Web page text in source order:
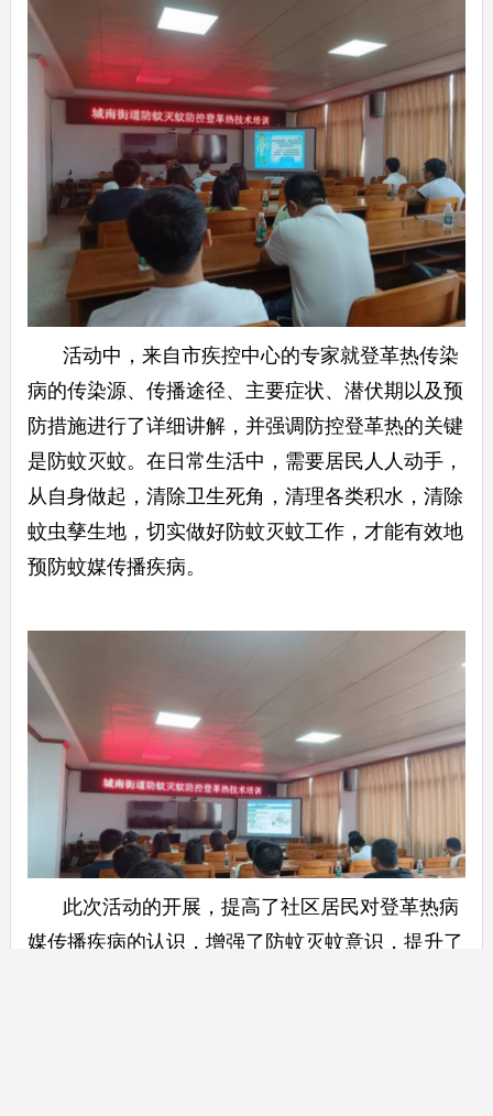
活动中，来自市疾控中心的专家就登革热传染
病的传染源、传播途径、主要症状、潜伏期以及预
防措施进行了详细讲解，并强调防控登革热的关键
是防蚊灭蚊。在日常生活中，需要居民人人动手，
从自身做起，清除卫生死角，清理各类积水，清除
蚊虫孳生地，切实做好防蚊灭蚊工作，才能有效地
预防蚊媒传播疾病。
此次活动的开展，提高了社区居民对登革热病
媒传播疾病的认识，增强了防蚊灭蚊意识，提升了